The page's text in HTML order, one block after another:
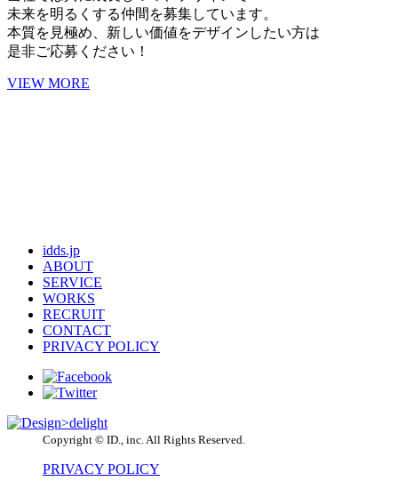
未来を明るくする仲間を募集しています。
本質を見極め、新しい価値をデザインしたい方は
是非ご応募ください！
VIEW MORE
idds.jp
ABOUT
SERVICE
WORKS
RECRUIT
CONTACT
PRIVACY POLICY
Copyright © ID., inc. All Rights Reserved.
PRIVACY POLICY